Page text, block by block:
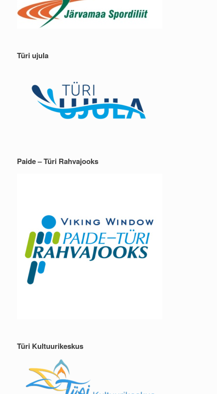
Türi ujula
Paide – Türi Rahvajooks
Türi Kultuurikeskus